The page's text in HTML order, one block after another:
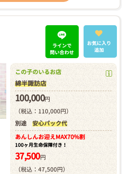
ラインで
問い合わせ
お気に入り
追加
この子のいるお店
綿半諏訪店
100,000円
（税込：110,000円）
別途 安心パック代
あんしんお迎えMAX70%割
100ヶ月生命保障付き！
37,500円
（税込：47,500円）